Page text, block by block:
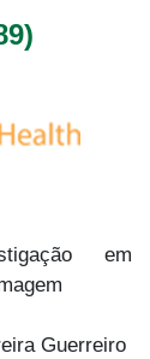
em
Guerreiro